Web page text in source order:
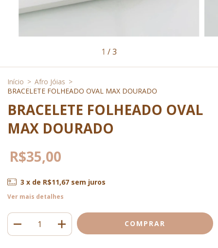
1 /3
Início > Afro Jóias >
BRACELETE FOLHEADO OVAL MAX DOURADO
BRACELETE FOLHEADO OVAL
MAX DOURADO
R$35,00
3 x de R$11,67 sem juros
Ver mais detalhes